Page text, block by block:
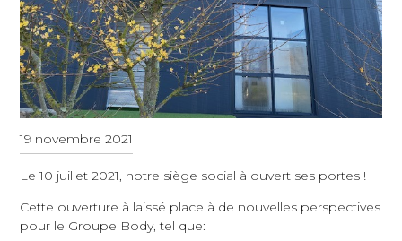
19 novembre 2021
Le 10 juillet 2021, notre siège social à ouvert ses portes !
Cette ouverture à laissé place à de nouvelles perspectives
pour le Groupe Body, tel que: